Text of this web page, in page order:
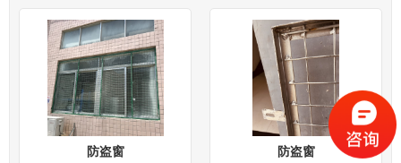
防盗窗 防盗窗